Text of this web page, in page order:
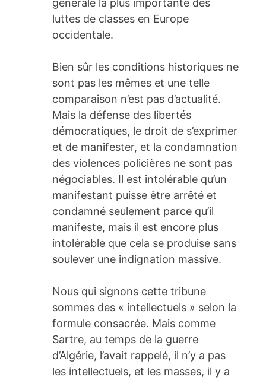
générale la plus importante des
luttes de classes en Europe
occidentale.
Bien sûr les conditions historiques ne
sont pas les mêmes et une telle
comparaison n’est pas d’actualité.
Mais la défense des libertés
démocratiques, le droit de s’exprimer
et de manifester, et la condamnation
des violences policières ne sont pas
négociables. Il est intolérable qu’un
manifestant puisse être arrêté et
condamné seulement parce qu’il
manifeste, mais il est encore plus
intolérable que cela se produise sans
soulever une indignation massive.
Nous qui signons cette tribune
sommes des « intellectuels » selon la
formule consacrée. Mais comme
Sartre, au temps de la guerre
d’Algérie, l’avait rappelé, il n’y a pas
les intellectuels, et les masses, il y a